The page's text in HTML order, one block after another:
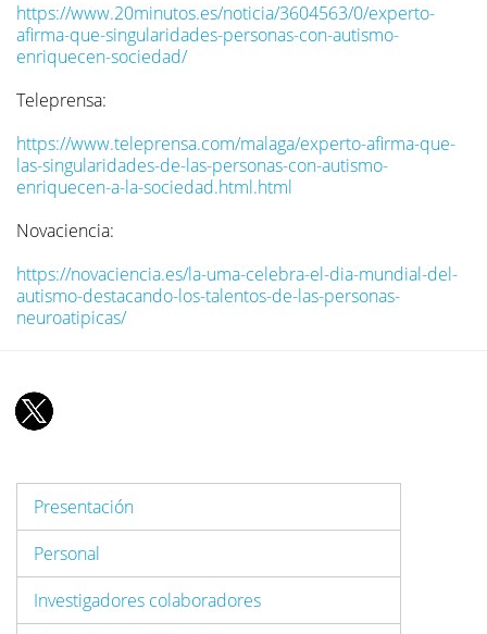
https://www.20minutos.es/noticia/3604563/0/experto-
afirma-que-singularidades-personas-con-autismo-
enriquecen-sociedad/
Teleprensa:
https://www.teleprensa.com/malaga/experto-afirma-que-
las-singularidades-de-las-personas-con-autismo-
enriquecen-a-la-sociedad.html.html
Novaciencia:
https://novaciencia.es/la-uma-celebra-el-dia-mundial-del-
autismo-destacando-los-talentos-de-las-personas-
neuroatipicas/
Presentación
Personal
Investigadores colaboradores